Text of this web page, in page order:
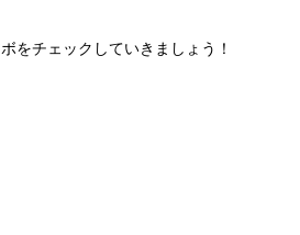
をチェックしていきましょう！